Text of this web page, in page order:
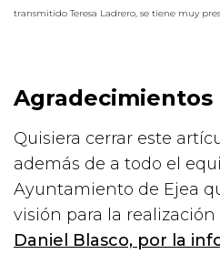
transmitido Teresa Ladrero, se tiene muy
Agradecimientos
Quisiera cerrar este
además de a todo el
Ayuntamiento de Ejea
visión para la realización
Daniel Blasco, por la